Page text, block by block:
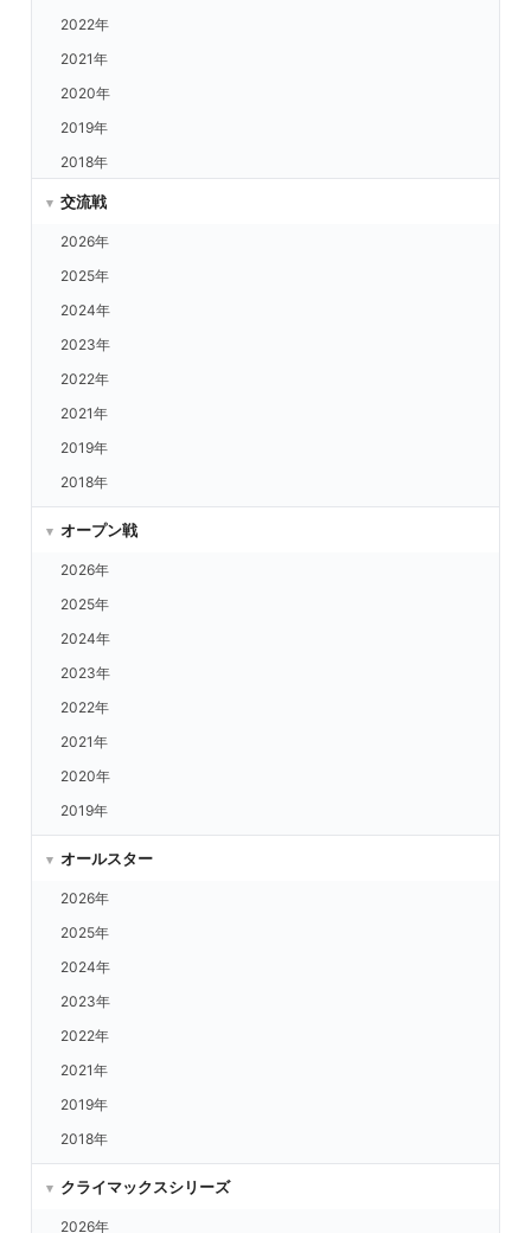
ヤクルト vs.ロッテ
DeNA vs.楽天
DeNA vs.西武
DeNA vs.ORIX
DeNA vs.日ハム
DeNA vs.ロッテ
DeNA vs.福岡
DeNA vs.ヤクルト
中日 vs.楽天
中日 vs.西武
中日 vs.ORIX
中日 vs.日ハム
中日 vs.ロッテ
中日 vs.福岡
中日 vs.ヤクルト
中日 vs.DeNA
広島 vs.楽天
広島 vs.西武
広島 vs.ORIX
広島 vs.日ハム
広島 vs.ロッテ
広島 vs.福岡
広島 vs.ヤクルト
広島 vs.DeNA
広島 vs.中日
阪神 vs.楽天
阪神 vs.西武
阪神 vs.ORIX
阪神 vs.日ハム
阪神 vs.ロッテ
2022年
2021年
2020年
2019年
2018年
交流戦
2026年
2025年
2024年
2023年
2022年
2021年
2019年
2018年
オープン戦
2026年
2025年
2024年
2023年
2022年
2021年
2020年
2019年
オールスター
2026年
2025年
2024年
2023年
2022年
2021年
2019年
2018年
クライマックスシリーズ
2026年